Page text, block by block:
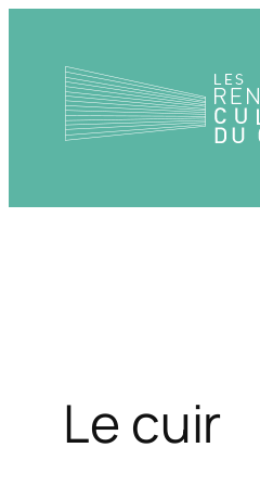
contenu
Le cuir